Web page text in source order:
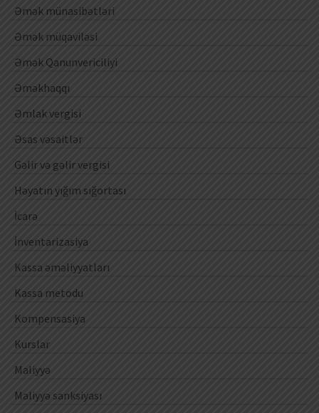
Əmək münasibətləri
Əmək müqaviləsi
Əmək Qanunvericiliyi
Əməkhaqqı
Əmlak vergisi
Əsas vəsaitlər
Gəlir və gəlir vergisi
Həyatın yığım sığortası
İcarə
İnventarizasiya
Kassa əməliyyatları
Kassa metodu
Kompensasiya
Kurslar
Maliyyə
Maliyyə sanksiyası